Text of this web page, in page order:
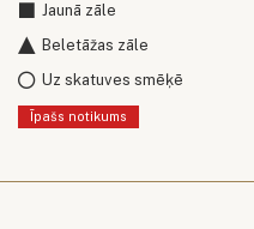
Jaunā zāle
Beletāžas zāle
Uz skatuves smēķē
Īpašs notikums